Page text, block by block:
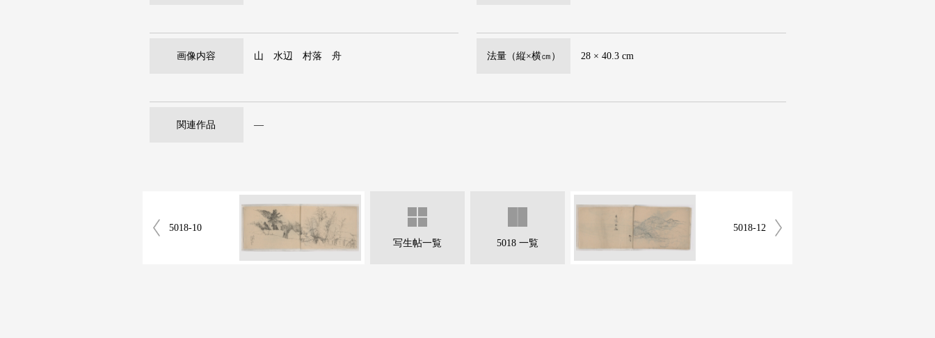
画像内容 山 水辺 村落 舟 法量（縦×横㎝） 28 × 40.3 cm
関連作品 ―
5018-10
写生帖一覧
5018 一覧
5018-12